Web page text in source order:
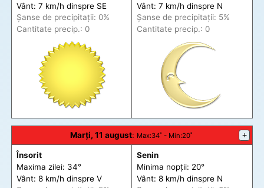
Vânt: 7 km/h dinspre SE
Șanse de precipitații: 0%
Cantitate precip.: 0
Vânt: 7 km/h dinspre N
Șanse de precipitații: 5%
Cantitate precip.: 0
Marți, 11 august: Max:34˚ - Min:20˚ +
Însorit
Maxima zilei: 34°
Vânt: 8 km/h dinspre V
Senin
Minima nopții: 20°
Vânt: 8 km/h dinspre N